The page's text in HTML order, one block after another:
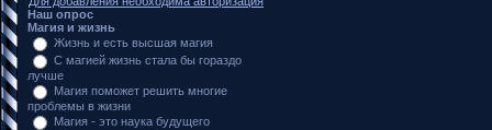
Наш опрос
Магия и жизнь
Жизнь и есть высшая магия
С магией жизнь стала бы гораздо
лучше
Магия поможет решить многие
проблемы в жизни
Магия - это наука будущего